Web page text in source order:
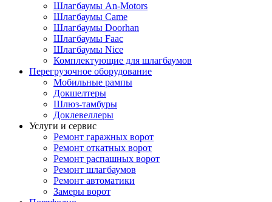
Шлагбаумы An-Motors
Шлагбаумы Came
Шлагбаумы Doorhan
Шлагбаумы Faac
Шлагбаумы Nice
Комплектующие для шлагбаумов
Перегрузочное оборудование
Мобильные рампы
Докшелтеры
Шлюз-тамбуры
Доклевеллеры
Услуги и сервис
Ремонт гаражных ворот
Ремонт откатных ворот
Ремонт распашных ворот
Ремонт шлагбаумов
Ремонт автоматики
Замеры ворот